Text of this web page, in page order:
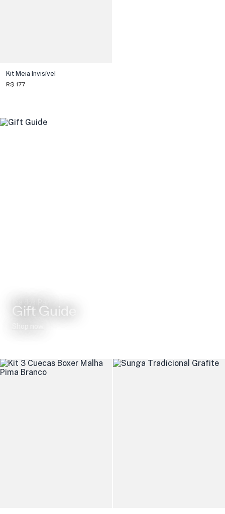
Kit Meia Invisível
R$ 177
Gift Guide